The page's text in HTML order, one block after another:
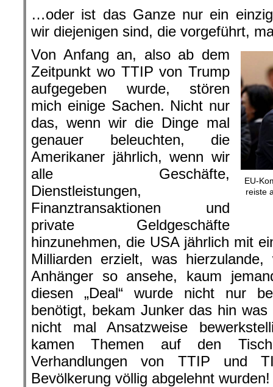
…oder ist das Ganze nur ein
wir diejenigen sind, die vorgeführt,
EU-
reiste
Von Anfang an, also ab dem
Zeitpunkt wo TTIP von Trump
aufgegeben wurde, stören
mich einige Sachen. Nicht nur
das, wenn wir die Dinge mal
genauer beleuchten, die
Amerikaner jährlich, wenn wir
alle Geschäfte,
Dienstleistungen,
Finanztransaktionen und
private Geldgeschäfte
hinzunehmen, die USA jährlich mit
Milliarden erzielt, was
Anhänger so ansehe, kaum
diesen „Deal“ wurde nicht nur
benötigt, bekam Junker das hin
nicht mal Ansatzweise
kamen Themen auf den
Verhandlungen von TTIP und
Bevölkerung völlig abgelehnt wurden!